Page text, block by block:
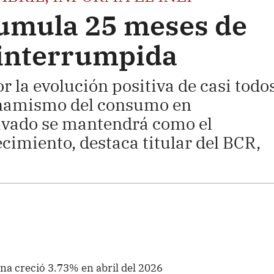
25 meses de
la evolución positiva de casi
del consumo en
se mantendrá como el
destaca titular del BCR,
creció 3.73% en abril del 2026